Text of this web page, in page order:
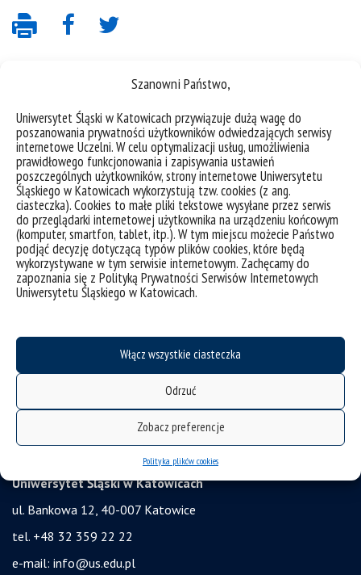
Szanowni Państwo,
Uniwersytet Śląski w Katowicach przywiązuje dużą wagę do
poszanowania prywatności użytkowników odwiedzających serwisy
internetowe Uczelni. W celu optymalizacji usług, umożliwienia
prawidłowego funkcjonowania i zapisywania ustawień
poszczególnych użytkowników, strony internetowe Uniwersytetu
Śląskiego w Katowicach wykorzystują tzw. cookies (z ang.
ciasteczka). Cookies to małe pliki tekstowe wysyłane przez serwis
do przeglądarki internetowej użytkownika na urządzeniu końcowym
(komputer, smartfon, tablet, itp.). W tym miejscu możecie Państwo
podjąć decyzję dotyczącą typów plików cookies, które będą
wykorzystywane w tym serwisie internetowym. Zachęcamy do
zapoznania się z Polityką Prywatności Serwisów Internetowych
Uniwersytetu Śląskiego w Katowicach.
Włącz wszystkie ciasteczka
Odrzuć
Zobacz preferencje
Polityka plików cookies
deklaracja dostępności
mapa strony
UŚ od A do Z
akty prawne
USOSweb
Wirtualny UŚ
zgłaszanie naruszeń
ubezpieczenie zdrowotne
świadczenia: stypendium i zapomoga
Uniwersytet Śląski w Katowicach
ul. Bankowa 12, 40-007 Katowice
tel. +48 32 359 22 22
e-mail: info@us.edu.pl